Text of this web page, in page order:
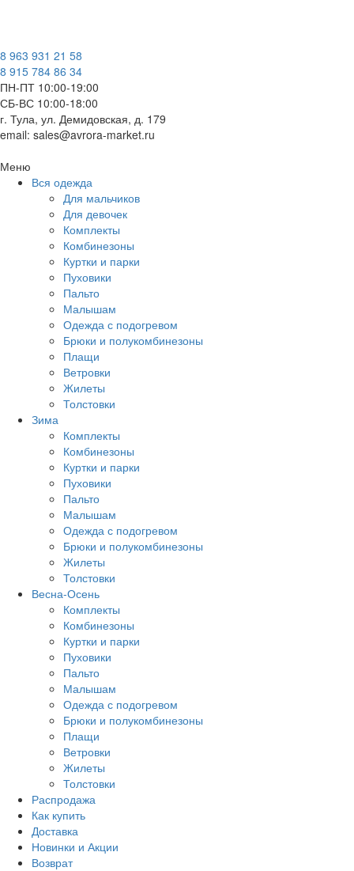
8 963 931 21 58
8 915 784 86 34
ПН-ПТ 10:00-19:00
СБ-ВС 10:00-18:00
г. Тула, ул. Демидовская, д. 179
email: sales@avrora-market.ru
Меню
Вся одежда
Для мальчиков
Для девочек
Комплекты
Комбинезоны
Куртки и парки
Пуховики
Пальто
Малышам
Одежда с подогревом
Брюки и полукомбинезоны
Плащи
Ветровки
Жилеты
Толстовки
Зима
Комплекты
Комбинезоны
Куртки и парки
Пуховики
Пальто
Малышам
Одежда с подогревом
Брюки и полукомбинезоны
Жилеты
Толстовки
Весна-Осень
Комплекты
Комбинезоны
Куртки и парки
Пуховики
Пальто
Малышам
Одежда с подогревом
Брюки и полукомбинезоны
Плащи
Ветровки
Жилеты
Толстовки
Распродажа
Как купить
Доставка
Новинки и Акции
Возврат